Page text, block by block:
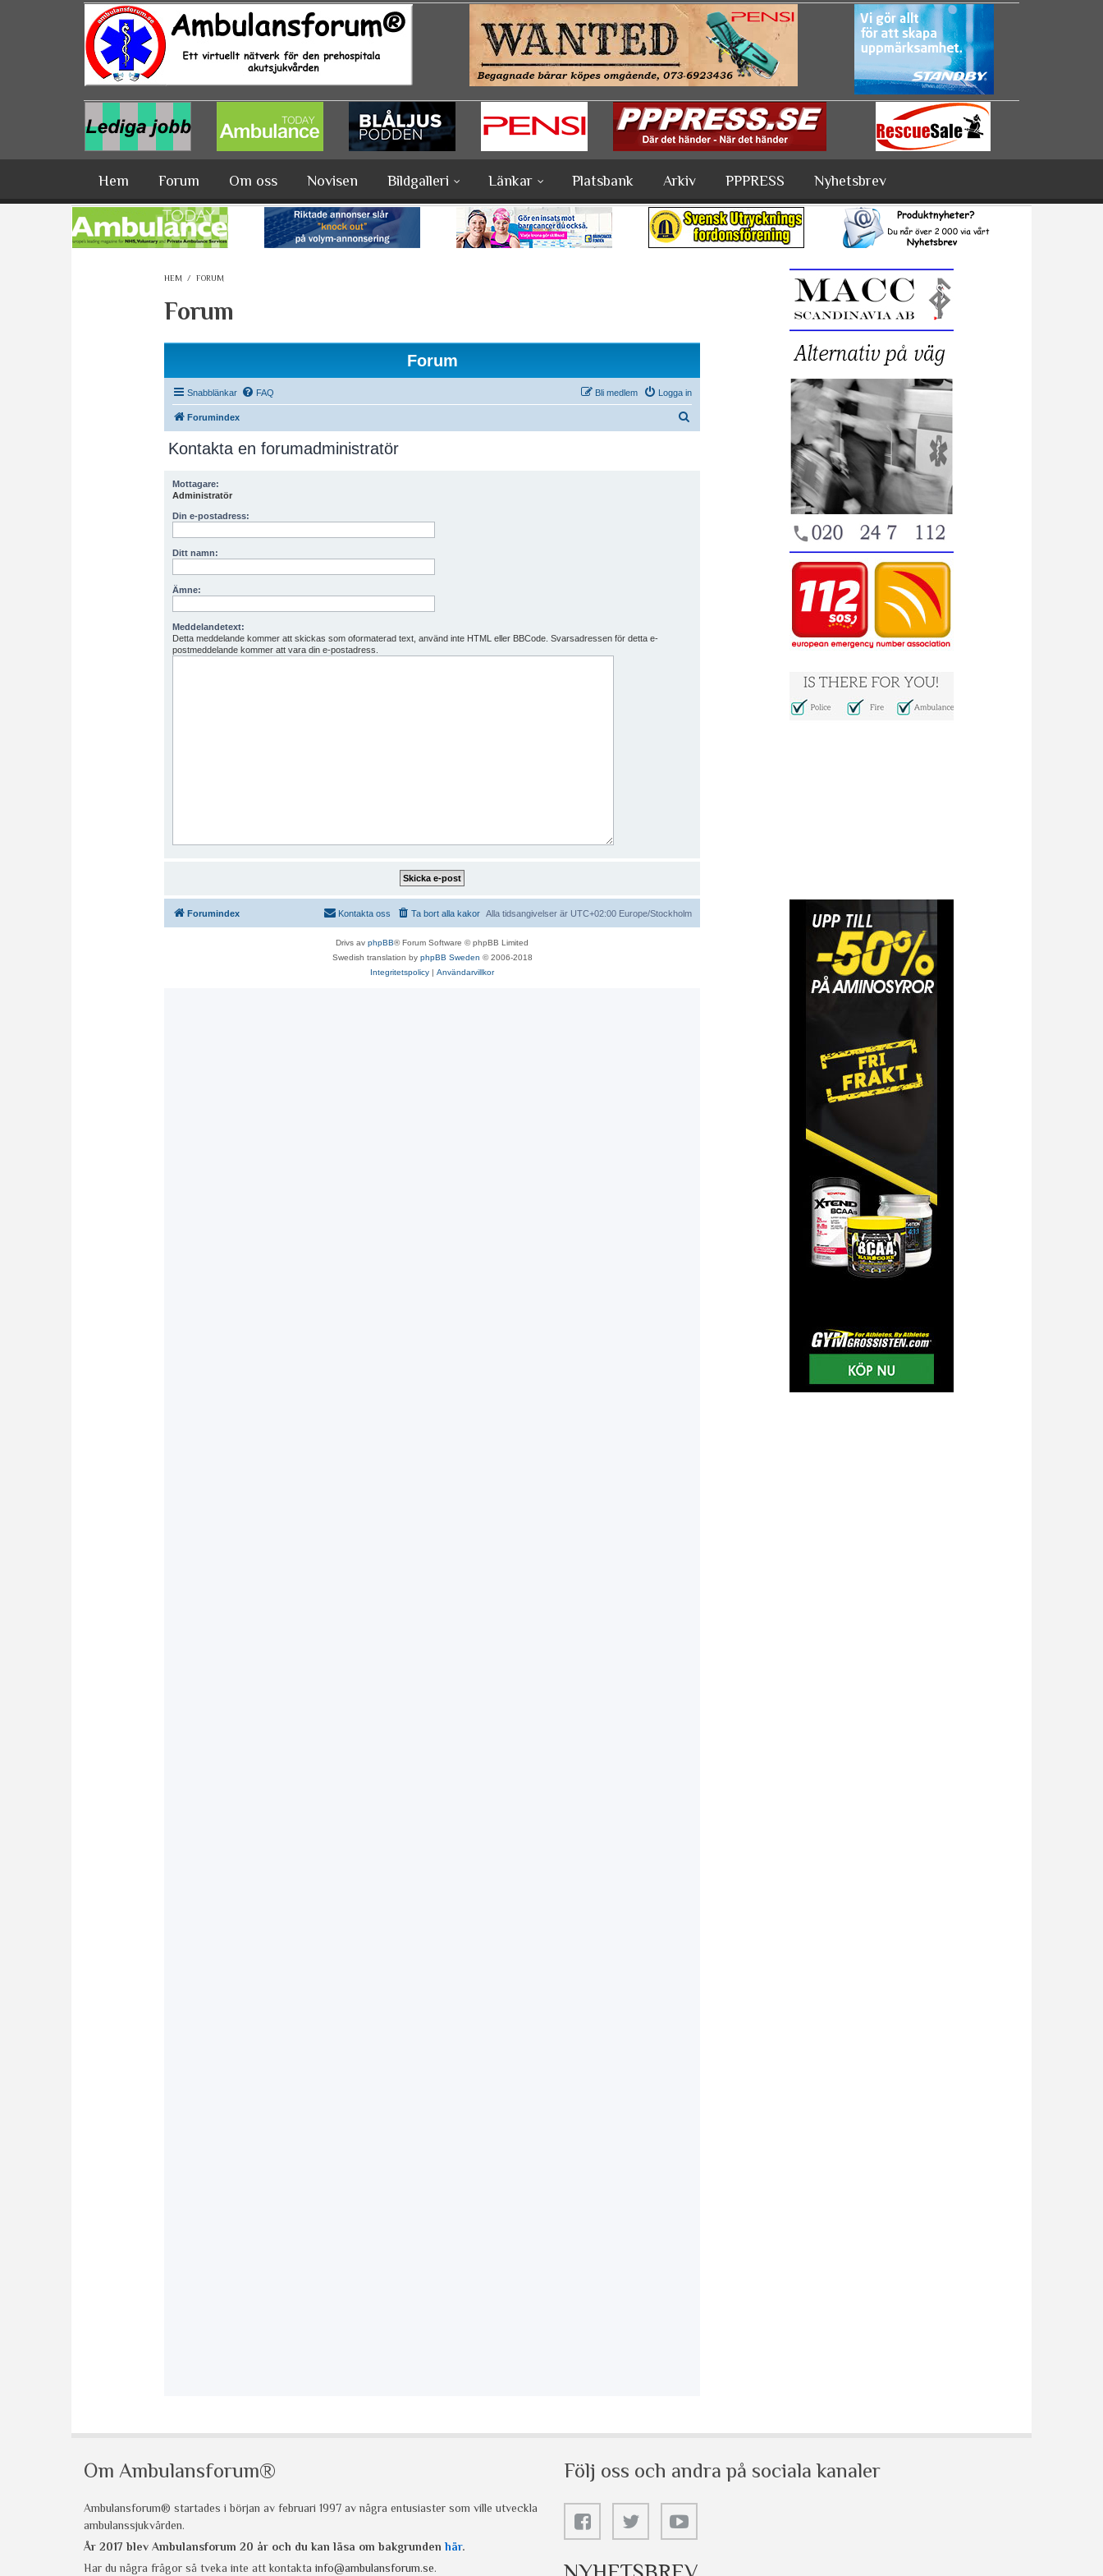
Hoppa till huvudinnehåll
Hem Forum Om oss Novisen Bildgalleri Länkar Platsbank Arkiv PPPRESS Nyhetsbrev
HEM / FORUM
Forum
Om Ambulansforum®
Ambulansforum® startades i början av februari 1997 av några entusiaster som ville utveckla
ambulanssjukvården.
År 2017 blev Ambulansforum 20 år och du kan läsa om bakgrunden här.
Har du några frågor så tveka inte att kontakta info@ambulansforum.se.
Följ oss och andra på sociala kanaler